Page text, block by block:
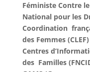
Féministe Contre
National pour les
Coordination
des Femmes
Centres
des Familles